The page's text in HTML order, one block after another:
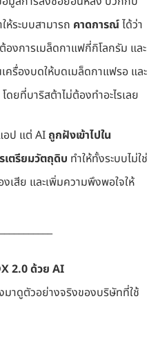
ห้ระบบสามารถ คาดการณ์ได้ว่า
องการเมล็ดกาแฟกี่กิโลกรัม และ
รื่องบดให้บดเมล็ดกาแฟรอ และ
ยที่บาริสต้าไม่ต้องทำอะไรเลย
อป แต่ AI ถูกฝังเข้าไปใน
เตรียมวัตถุดิบ ทำให้ทั้งระบบไม่ใช่
เสีย และเพิ่มความพึงพอใจให้
2.0 ด้วย AI
าดูตัวอย่างจริงของบริษัทที่ใช้